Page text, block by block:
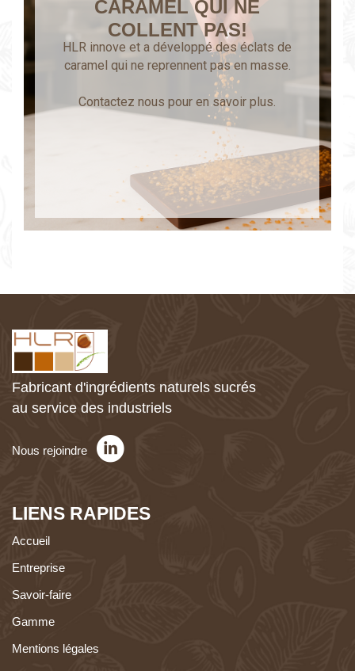
CARAMEL QUI NE
COLLENT PAS!
HLR innove et a développé des éclats de
caramel qui ne reprennent pas en masse.
Contactez nous pour en savoir plus.
Fabricant d'ingrédients naturels sucrés
au service des industriels
Nous rejoindre
LIENS RAPIDES
Accueil
Entreprise
Savoir-faire
Gamme
Mentions légales